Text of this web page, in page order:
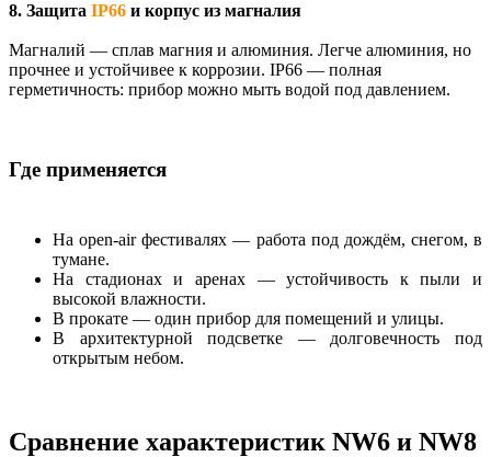
8. Защита IP66 и корпус из магналия
Магналий — сплав магния и алюминия. Легче алюминия, но
прочнее и устойчивее к коррозии. IP66 — полная
герметичность: прибор можно мыть водой под давлением.
Где применяется
На open-air фестивалях — работа под дождём, снегом, в
тумане.
На стадионах и аренах — устойчивость к пыли и
высокой влажности.
В прокате — один прибор для помещений и улицы.
В архитектурной подсветке — долговечность под
открытым небом.
Сравнение характеристик NW6 и NW8